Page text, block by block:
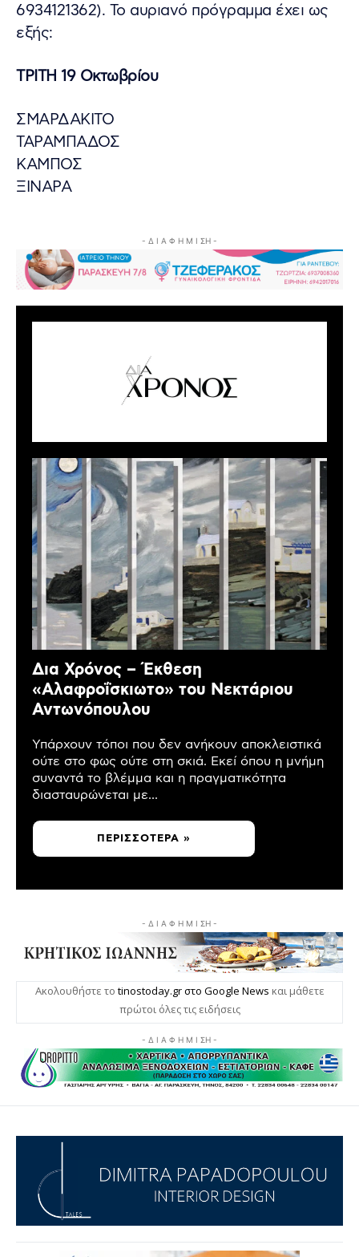
6934121362). Το αυριανό πρόγραμμα έχει ως
εξής:
ΤΡΙΤΗ 19 Οκτωβρίου
ΣΜΑΡΔΑΚΙΤΟ
ΤΑΡΑΜΠΑΔΟΣ
ΚΑΜΠΟΣ
ΞΙΝΑΡΑ
- Δ Ι Α Φ Η Μ Ι ΣΗ -
Δια Χρόνος – Έκθεση
«Αλαφροΐσκιωτο» του Νεκτάριου
Αντωνόπουλου
Υπάρχουν τόποι που δεν ανήκουν αποκλειστικά
ούτε στο φως ούτε στη σκιά. Εκεί όπου η μνήμη
συναντά το βλέμμα και η πραγματικότητα
διασταυρώνεται με...
ΠΕΡΙΣΣΌΤΕΡΑ »
- Δ Ι Α Φ Η Μ Ι ΣΗ -
Ακολουθήστε το tinostoday.gr στο Google News και μάθετε
πρώτοι όλες τις ειδήσεις
- Δ Ι Α Φ Η Μ Ι ΣΗ -